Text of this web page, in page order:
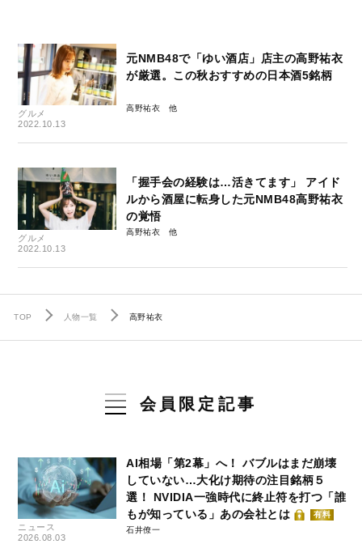
グルメ
2022.10.13
元NMB48で「ゆい酒店」店主の高野祐衣
が厳選。この秋おすすめの日本酒5銘柄
高野祐衣
グルメ
2022.10.13
「握手会の経験は…活きてます」 アイド
ルから酒屋に転身した元NMB48高野祐衣
の覚悟
高野祐衣
TOP 人物一覧 高野祐衣
会員限定記事
ニュース
2026.08.03
AI相場「第2幕」へ！ バブルはまだ崩壊
していない…大化け期待の注目銘柄５
選！ NVIDIA一強時代に終止符を打つ「誰
もが知っている」あの会社とは
有料
石井僚一